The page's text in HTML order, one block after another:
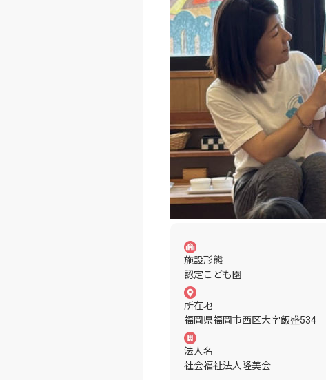
施設形態
認定こども園
所在地
福岡県福岡市西区大字飯盛534
法人名
社会福祉法人隆美会